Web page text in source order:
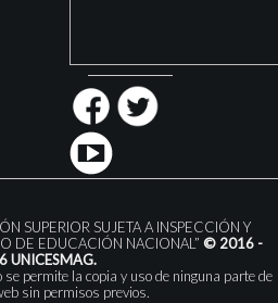
SUPERIOR SUJETA A INSPECCIÓN Y
DE EDUCACIÓN NACIONAL” © 2016 -
UNICESMAG.
permite la copia y uso de ninguna parte de
sin permisos previos.